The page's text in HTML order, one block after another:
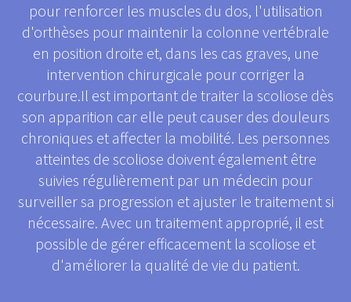
pour renforcer les muscles du dos, l'utilisation
d'orthèses pour maintenir la colonne vertébrale
en position droite et, dans les cas graves, une
intervention chirurgicale pour corriger la
courbure.Il est important de traiter la scoliose dès
son apparition car elle peut causer des douleurs
chroniques et affecter la mobilité. Les personnes
atteintes de scoliose doivent également être
suivies régulièrement par un médecin pour
surveiller sa progression et ajuster le traitement si
nécessaire. Avec un traitement approprié, il est
possible de gérer efficacement la scoliose et
d'améliorer la qualité de vie du patient.